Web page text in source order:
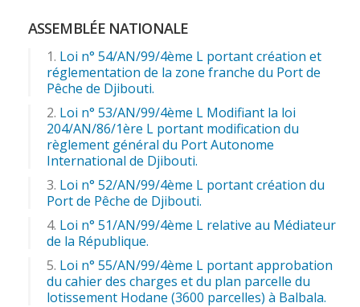
ASSEMBLÉE NATIONALE
Loi n° 54/AN/99/4ème L portant création et
réglementation de la zone franche du Port de
Pêche de Djibouti.
Loi n° 53/AN/99/4ème L Modifiant la loi
204/AN/86/1ère L portant modification du
règlement général du Port Autonome
International de Djibouti.
Loi n° 52/AN/99/4ème L portant création du
Port de Pêche de Djibouti.
Loi n° 51/AN/99/4ème L relative au Médiateur
de la République.
Loi n° 55/AN/99/4ème L portant approbation
du cahier des charges et du plan parcelle du
lotissement Hodane (3600 parcelles) à Balbala.